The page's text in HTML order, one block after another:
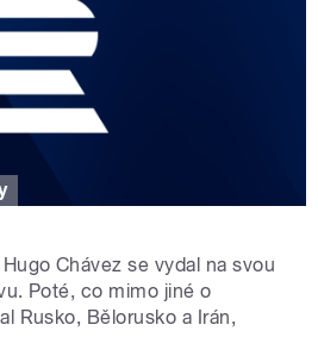
Chávez se vydal na svou
Poté, co mimo jiné o
Rusko, Bělorusko a Irán,